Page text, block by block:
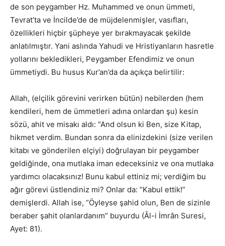
de son peygamber Hz. Muhammed ve onun ümmeti,
Tevrat’ta ve İncilde’de de müjdelenmişler, vasıfları,
özellikleri hiçbir şüpheye yer bırakmayacak şekilde
anlatılmıştır. Yani aslında Yahudi ve Hristiyanların hasretle
yollarını bekledikleri, Peygamber Efendimiz ve onun
ümmetiydi. Bu husus Kur’an’da da açıkça belirtilir:
Allah, (elçilik görevini verirken bütün) nebilerden (hem
kendileri, hem de ümmetleri adına onlardan şu) kesin
sözü, ahit ve misakı aldı: “And olsun ki Ben, size Kitap,
hikmet verdim. Bundan sonra da elinizdekini (size verilen
kitabı ve gönderilen elçiyi) doğrulayan bir peygamber
geldiğinde, ona mutlaka iman edeceksiniz ve ona mutlaka
yardımcı olacaksınız! Bunu kabul ettiniz mi; verdiğim bu
ağır görevi üstlendiniz mi? Onlar da: “Kabul ettik!”
demişlerdi. Allah ise, “Öyleyse şahid olun, Ben de sizinle
beraber şahit olanlardanım” buyurdu (Âl-i İmrân Suresi,
Ayet: 81).